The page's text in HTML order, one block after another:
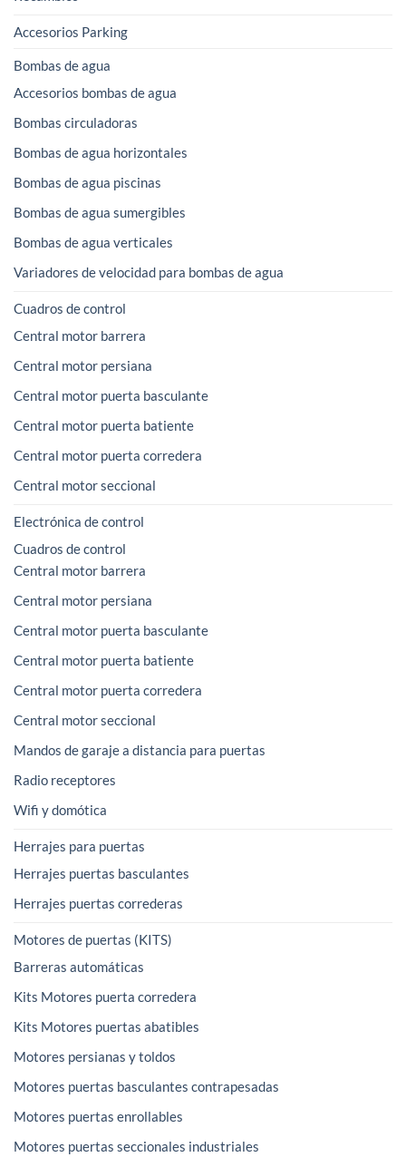
Accesorios Parking
Bombas de agua
Accesorios bombas de agua
Bombas circuladoras
Bombas de agua horizontales
Bombas de agua piscinas
Bombas de agua sumergibles
Bombas de agua verticales
Variadores de velocidad para bombas de agua
Cuadros de control
Central motor barrera
Central motor persiana
Central motor puerta basculante
Central motor puerta batiente
Central motor puerta corredera
Central motor seccional
Electrónica de control
Cuadros de control
Central motor barrera
Central motor persiana
Central motor puerta basculante
Central motor puerta batiente
Central motor puerta corredera
Central motor seccional
Mandos de garaje a distancia para puertas
Radio receptores
Wifi y domótica
Herrajes para puertas
Herrajes puertas basculantes
Herrajes puertas correderas
Motores de puertas (KITS)
Barreras automáticas
Kits Motores puerta corredera
Kits Motores puertas abatibles
Motores persianas y toldos
Motores puertas basculantes contrapesadas
Motores puertas enrollables
Motores puertas seccionales industriales